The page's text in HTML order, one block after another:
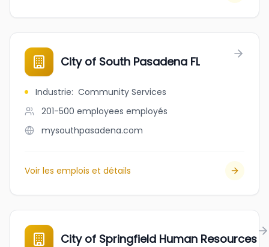
City of South Pasadena FL
Industrie: Community Services
201-500 employees employés
mysouthpasadena.com
Voir les emplois et détails
City of Springfield Human Resources